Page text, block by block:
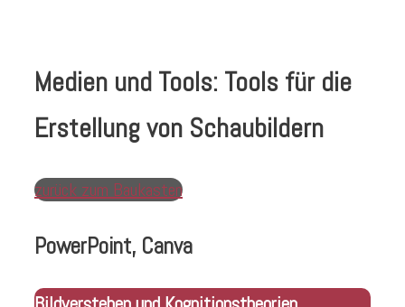
Medien und Tools: Tools für die
Erstellung von Schaubildern
zurück zum Baukasten
PowerPoint, Canva